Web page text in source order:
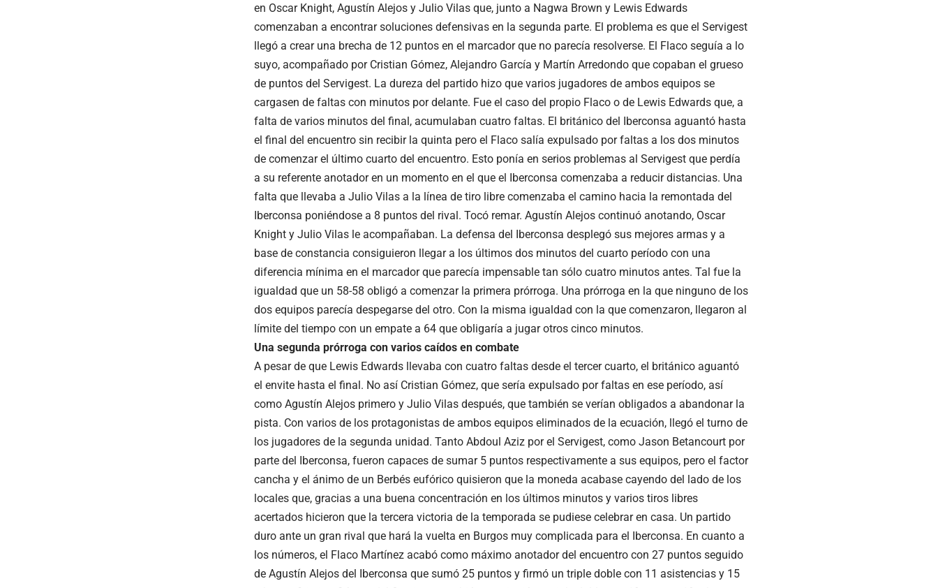
en Oscar Knight, Agustín Alejos y Julio Vilas que, junto a Nagwa Brown y Lewis Edwards
comenzaban a encontrar soluciones defensivas en la segunda parte. El problema es que el Servigest
llegó a crear una brecha de 12 puntos en el marcador que no parecía resolverse. El Flaco seguía a lo
suyo, acompañado por Cristian Gómez, Alejandro García y Martín Arredondo que copaban el grueso
de puntos del Servigest. La dureza del partido hizo que varios jugadores de ambos equipos se
cargasen de faltas con minutos por delante. Fue el caso del propio Flaco o de Lewis Edwards que, a
falta de varios minutos del final, acumulaban cuatro faltas. El británico del Iberconsa aguantó hasta
el final del encuentro sin recibir la quinta pero el Flaco salía expulsado por faltas a los dos minutos
de comenzar el último cuarto del encuentro. Esto ponía en serios problemas al Servigest que perdía
a su referente anotador en un momento en el que el Iberconsa comenzaba a reducir distancias. Una
falta que llevaba a Julio Vilas a la línea de tiro libre comenzaba el camino hacia la remontada del
Iberconsa poniéndose a 8 puntos del rival. Tocó remar. Agustín Alejos continuó anotando, Oscar
Knight y Julio Vilas le acompañaban. La defensa del Iberconsa desplegó sus mejores armas y a
base de constancia consiguieron llegar a los últimos dos minutos del cuarto período con una
diferencia mínima en el marcador que parecía impensable tan sólo cuatro minutos antes. Tal fue la
igualdad que un 58-58 obligó a comenzar la primera prórroga. Una prórroga en la que ninguno de los
dos equipos parecía despegarse del otro. Con la misma igualdad con la que comenzaron, llegaron al
límite del tiempo con un empate a 64 que obligaría a jugar otros cinco minutos.
Una segunda prórroga con varios caídos en combate
A pesar de que Lewis Edwards llevaba con cuatro faltas desde el tercer cuarto, el británico aguantó
el envite hasta el final. No así Cristian Gómez, que sería expulsado por faltas en ese período, así
como Agustín Alejos primero y Julio Vilas después, que también se verían obligados a abandonar la
pista. Con varios de los protagonistas de ambos equipos eliminados de la ecuación, llegó el turno de
los jugadores de la segunda unidad. Tanto Abdoul Aziz por el Servigest, como Jason Betancourt por
parte del Iberconsa, fueron capaces de sumar 5 puntos respectivamente a sus equipos, pero el factor
cancha y el ánimo de un Berbés eufórico quisieron que la moneda acabase cayendo del lado de los
locales que, gracias a una buena concentración en los últimos minutos y varios tiros libres
acertados hicieron que la tercera victoria de la temporada se pudiese celebrar en casa. Un partido
duro ante un gran rival que hará la vuelta en Burgos muy complicada para el Iberconsa. En cuanto a
los números, el Flaco Martínez acabó como máximo anotador del encuentro con 27 puntos seguido
de Agustín Alejos del Iberconsa que sumó 25 puntos y firmó un triple doble con 11 asistencias y 15